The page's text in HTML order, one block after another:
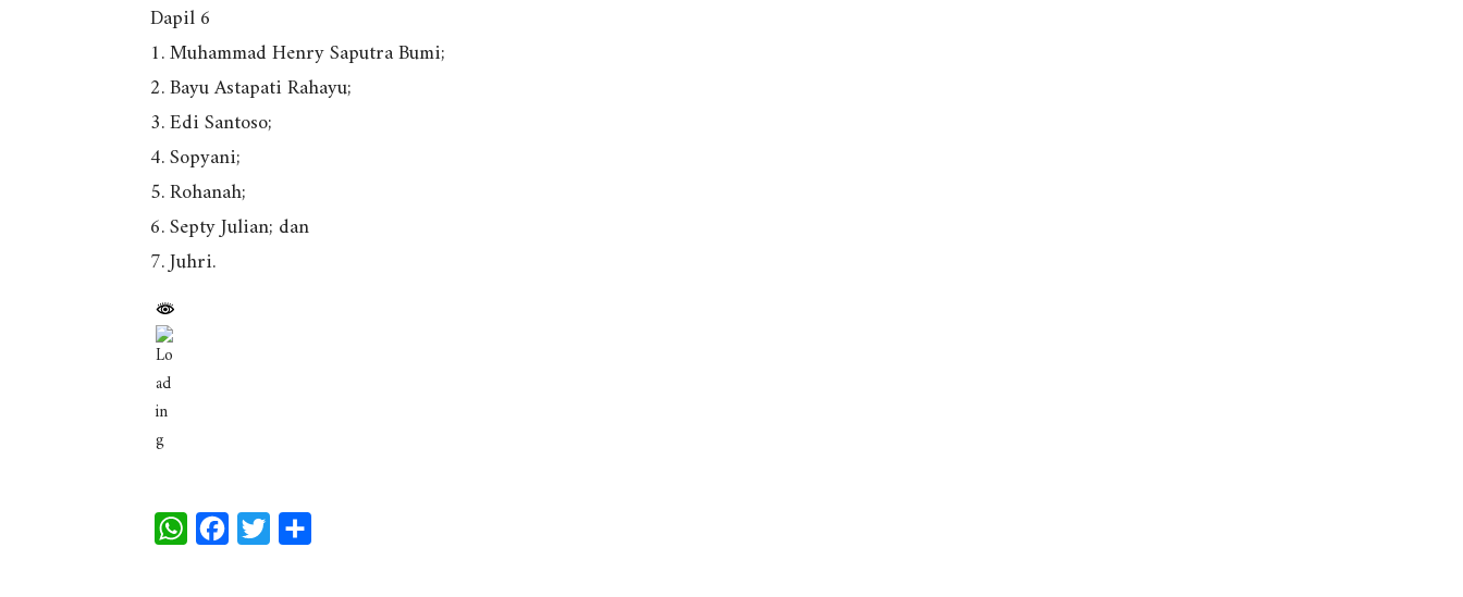
Dapil 6
1. Muhammad Henry Saputra Bumi;
2. Bayu Astapati Rahayu;
3. Edi Santoso;
4. Sopyani;
5. Rohanah;
6. Septy Julian; dan
7. Juhri.
W